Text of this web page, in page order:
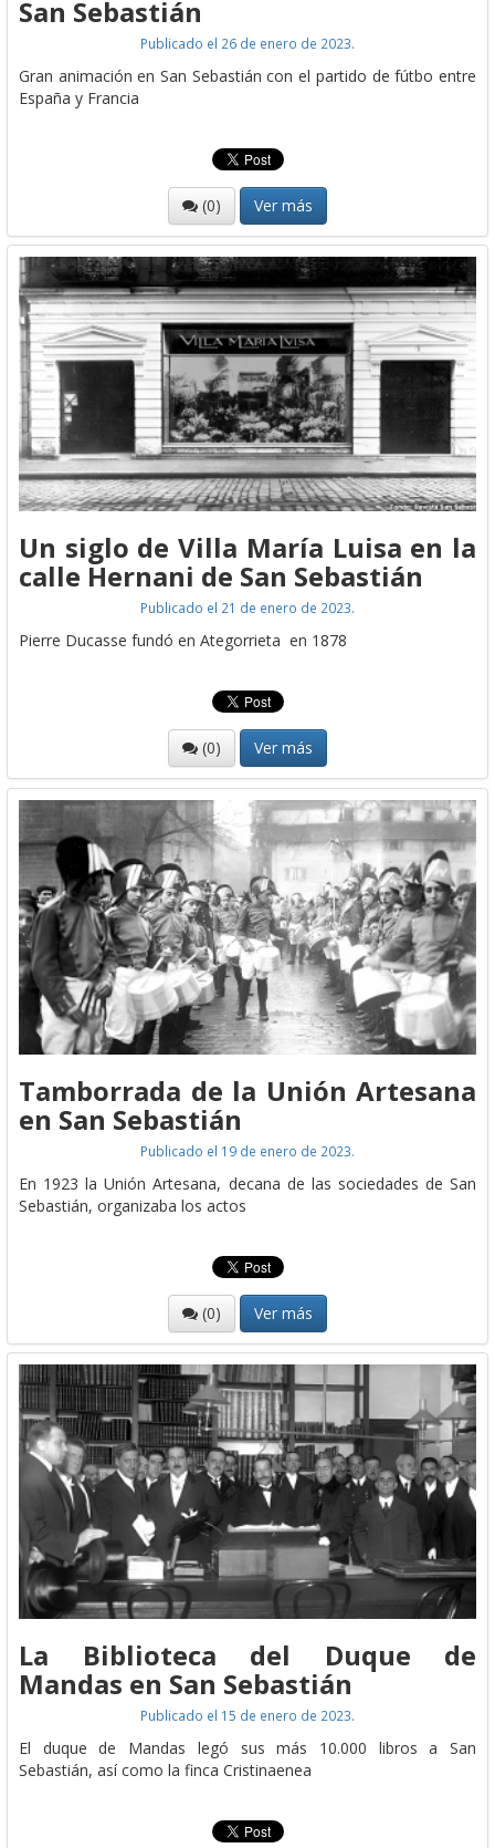
San Sebastián
Publicado el 26 de enero de 2023.
Gran animación en San Sebastián con el partido de fútbo entre
España y Francia
(0) Ver más
Un siglo de Villa María Luisa en la
calle Hernani de San Sebastián
Publicado el 21 de enero de 2023.
Pierre Ducasse fundó en Ategorrieta en 1878
(0) Ver más
Tamborrada de la Unión Artesana
en San Sebastián
Publicado el 19 de enero de 2023.
En 1923 la Unión Artesana, decana de las sociedades de San
Sebastián, organizaba los actos
(0) Ver más
La Biblioteca del Duque de
Mandas en San Sebastián
Publicado el 15 de enero de 2023.
El duque de Mandas legó sus más 10.000 libros a San
Sebastián, así como la finca Cristinaenea